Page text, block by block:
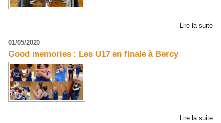
Lire la suite
01/05/2020
Good memories : Les U17 en finale à Bercy
Lire la suite